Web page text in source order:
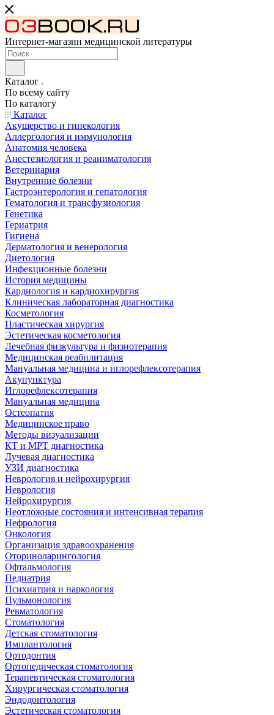
Интернет-магазин медицинской литературы
Каталог
По всему сайту
По каталогу
Каталог
Акушерство и гинекология
Аллергология и иммунология
Анатомия человека
Анестезиология и реаниматология
Ветеринария
Внутренние болезни
Гастроэнтерология и гепатология
Гематология и трансфузиология
Генетика
Гериатрия
Гигиена
Дерматология и венерология
Диетология
Инфекционные болезни
История медицины
Кардиология и кардиохирургия
Клиническая лабораторная диагностика
Косметология
Пластическая хирургия
Эстетическая косметология
Лечебная физкультура и физиотерапия
Медицинская реабилитация
Мануальная медицина и иглорефлексотерапия
Акупунктура
Иглорефлексотерапия
Мануальная медицина
Остеопатия
Медицинское право
Методы визуализации
КТ и МРТ диагностика
Лучевая диагностика
УЗИ диагностика
Неврология и нейрохирургия
Неврология
Нейрохирургия
Неотложные состояния и интенсивная терапия
Нефрология
Онкология
Организация здравоохранения
Оториноларингология
Офтальмология
Педиатрия
Психиатрия и наркология
Пульмонология
Ревматология
Стоматология
Детская стоматология
Имплантология
Ортодонтия
Ортопедическая стоматология
Терапевтическая стоматология
Хирургическая стоматология
Эндодонтология
Эстетическая стоматология